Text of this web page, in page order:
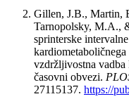
Gillen, J.B., Martin,
Tarnopolsky, M.A.,
sprinterske
vzdržljivostna vadba
časovni obvezi.
27115137. https://